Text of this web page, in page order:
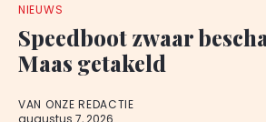
NIEUWS
Speedboot zwaar
Maas getakeld
VAN ONZE REDACTIE
augustus 7, 2026